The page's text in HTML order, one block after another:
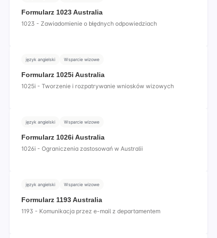
Formularz 1023 Australia
1023 - Zawiadomienie o błędnych odpowiedziach
język angielski Wsparcie wizowe
Formularz 1025i Australia
1025i - Tworzenie i rozpatrywanie wniosków wizowych
język angielski Wsparcie wizowe
Formularz 1026i Australia
1026i - Ograniczenia zastosowań w Australii
język angielski Wsparcie wizowe
Formularz 1193 Australia
1193 - Komunikacja przez e-mail z departamentem